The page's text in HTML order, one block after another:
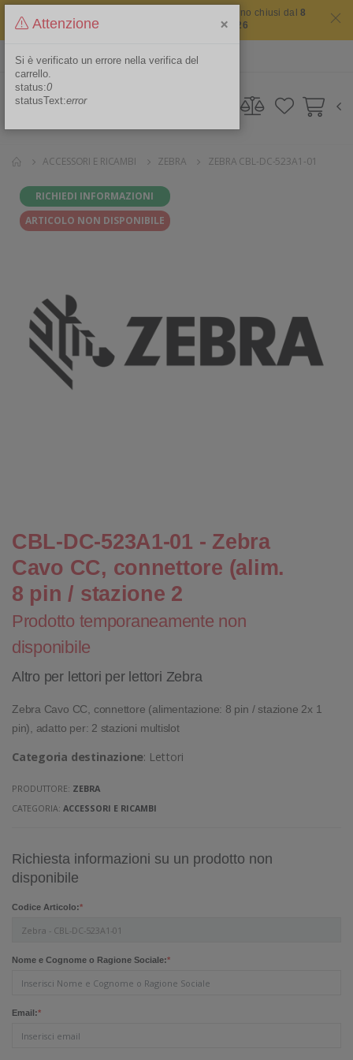
Il sito non chiude mai ma i nostri uffici saranno chiusi dal8
agosto 2026 al 16 agosto 2026
Area Riservata
ACCESSORI E RICAMBI ZEBRA ZEBRA CBL-DC-523A1-01
RICHIEDI INFORMAZIONI
ARTICOLO NON DISPONIBILE
CBL-DC-523A1-01 - Zebra
Cavo CC, connettore (alim.
8 pin / stazione 2
Prodotto temporaneamente non
disponibile
Altro per lettori per lettori Zebra
Zebra Cavo CC, connettore (alimentazione: 8 pin / stazione 2x 1
pin), adatto per: 2 stazioni multislot
Categoria destinazione: Lettori
PRODUTTORE: ZEBRA
CATEGORIA:ACCESSORI E RICAMBI
Richiesta informazioni su un prodotto non
disponibile
Codice Articolo:*
Nome e Cognome o Ragione Sociale:*
Email:*
Attenzione ×
Si è verificato un errore nella verifica del
carrello.
status:0
statusText:error